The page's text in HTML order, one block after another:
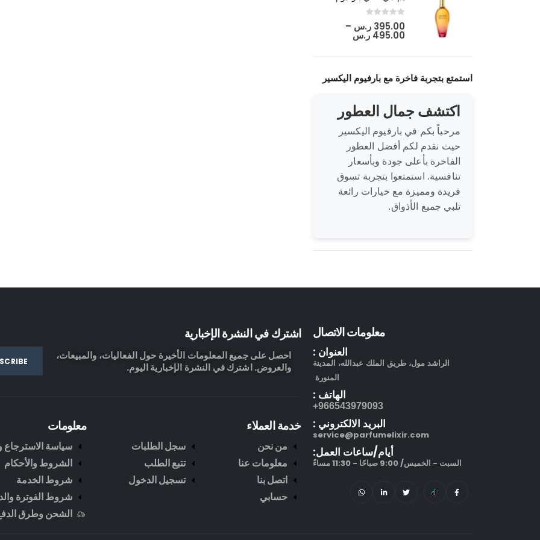
0
out of 5
395.00 ر.س –
495.00 ر.س
استمتع بتجربة فاخرة مع بارفيوم اليكسير
اكتشف جمال العطور
مرحباً بكم في بارفيوم اليكسير
حيث نقدم لكم أفضل العطور
الفاخرة بأعلى جودة وبأسعار
تنافسية. استمتعوا بتجربة تسوق
فريدة ومميزة مع خيارات رائعة
تلبي جميع الأذواق.
معلومات الاتصال
العنوان :
الراشد مول، طريق الملك عبدالله، المدينة
المنورة
الهاتف :
966543979093+
البريد الالكتروني :
service@parfumelixir.com
أيام/ساعات العمل:
السبت - الخميس/ 9:00 صباحًا - 11:30 مساءً
اشترك في النشرة الإخبارية
احصل على جميع المعلومات الأخيرة حول الفعاليات، والمبيعات،
والعروض. اشترك في النشرة الإخبارية اليوم.
خدمة العملاء
من نحن
معلومات عنا
اتصل بنا
حسابي
سجل الطلبات
تتبع الطلب
تسجيل الدخول
معلومات
سياسة الاسترجاع
الشروط والأحكام
شروط الخدمة
شروط الفوترة
الشحن وطرق